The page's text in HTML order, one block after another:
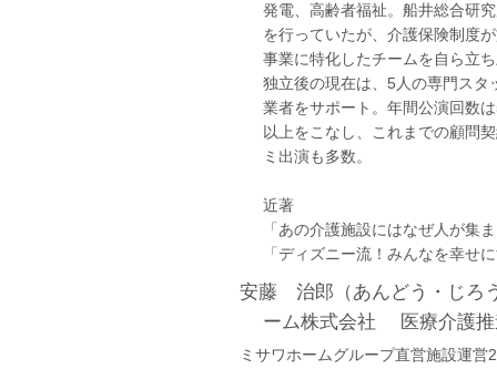
発電、高齢者福祉。船井総合研
を行っていたが、介護保険制度
事業に特化したチームを自ら立
独立後の現在は、5人の専門ス
業者をサポート。年間公演回数
以上をこなし、これまでの顧問
ミ出演も多数。
近著
「あの介護施設にはなぜ人が集
「ディズニー流！みんなを幸せ
安藤 治郎（あんどう・じろ
ーム株式会社 医療介護推
ミサワホームグループ直営施設運営